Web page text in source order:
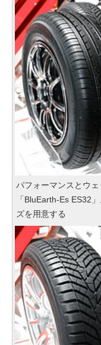
パフォーマンスとウ
「BluEarth-Es ES32
ズを用意する